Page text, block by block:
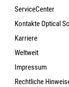
ServiceCenter
Kontakte Optical
Karriere
Weltweit
Impressum
Rechtliche